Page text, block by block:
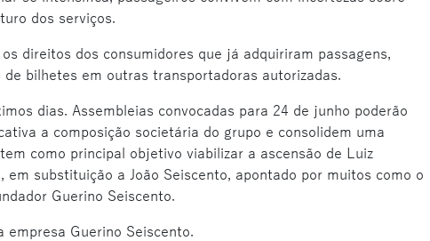
dos serviços.
direitos dos consumidores que já adquiriram passagens,
bilhetes em outras transportadoras autorizadas.
dias. Assembleias convocadas para 24 de junho poderão
a composição societária do grupo e consolidem uma
como principal objetivo viabilizar a ascensão de Luiz
em substituição a João Seiscento, apontado por muitos como o
Guerino Seiscento.
empresa Guerino Seiscento.